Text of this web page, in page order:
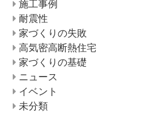
施工事例
耐震性
家づくりの失敗
高気密高断熱住宅
家づくりの基礎
ニュース
イベント
未分類